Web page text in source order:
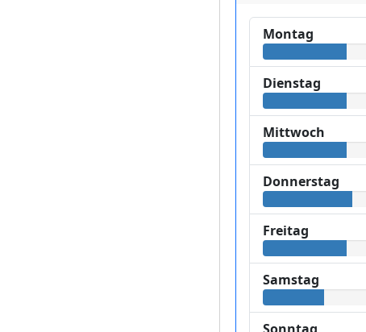
Montag
Dienstag
Mittwoch
Donnerstag
Freitag
Samstag